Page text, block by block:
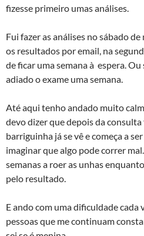
fizesse primeiro umas análises.
Fui fazer as análises no sábado
os resultados por email, na
de ficar uma semana à espera.
adiado o exame uma semana.
Até aqui tenho andado muito
devo dizer que depois da
barriguinha já se vê e começa a
imaginar que algo pode correr
semanas a roer as unhas
pelo resultado.
E ando com uma dificuldade cada
pessoas que me continuam